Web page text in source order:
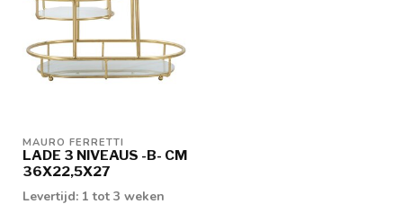
MAURO FERRETTI
LADE 3 NIVEAUS -B- CM
36X22,5X27
Levertijd: 1 tot 3 weken